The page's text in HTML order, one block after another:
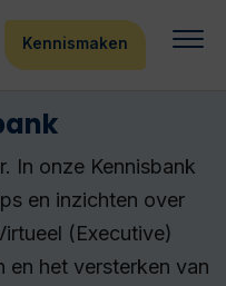
Kennismaken
In onze Kennisbank
en inzichten over
(Executive)
en het versterken van